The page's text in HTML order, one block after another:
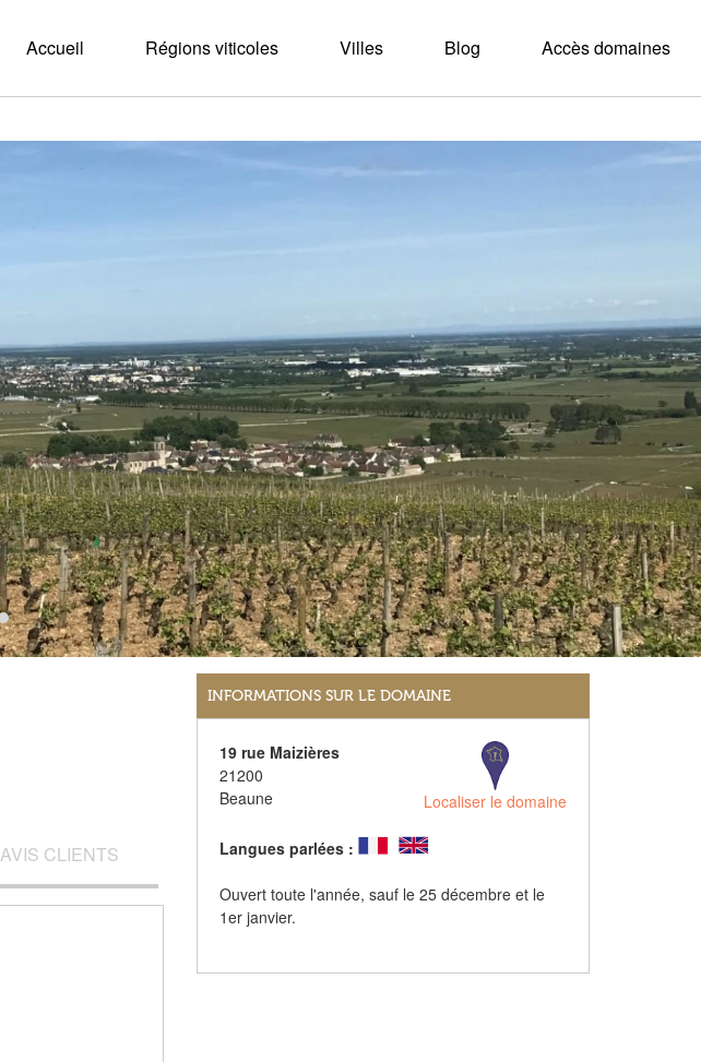
Accueil Régions viticoles Villes Blog Accès domaines
AVIS CLIENTS
INFORMATIONS SUR LE DOMAINE
19 rue Maizières
21200
Beaune
Localiser le domaine
Langues parlées :
Ouvert toute l'année, sauf le 25 décembre et le
1er janvier.